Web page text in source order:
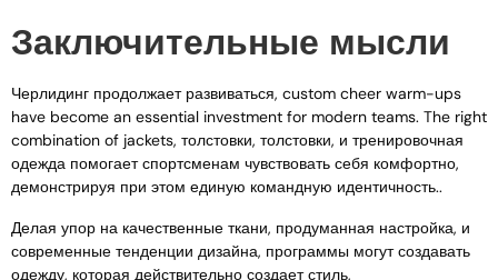
Заключительные мысли
Черлидинг продолжает развиваться, custom cheer warm-ups
have become an essential investment for modern teams. The right
combination of jackets, толстовки, толстовки, и тренировочная
одежда помогает спортсменам чувствовать себя комфортно,
демонстрируя при этом единую командную идентичность..
Делая упор на качественные ткани, продуманная настройка, и
современные тенденции дизайна, программы могут создавать
одежду, которая действительно создает стиль,